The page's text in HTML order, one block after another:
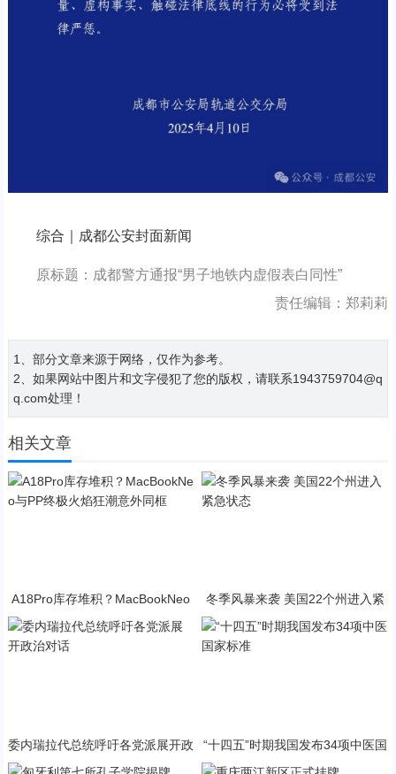
综合｜成都公安封面新闻
原标题：成都警方通报“男子地铁内虚假表白同性”
责任编辑：郑莉莉
1、部分文章来源于网络，仅作为参考。
2、如果网站中图片和文字侵犯了您的版权，请联系1943759704@q
q.com处理！
相关文章
A18Pro库存堆积？MacBookNeo
冬季风暴来袭 美国22个州进入紧
委内瑞拉代总统呼吁各党派展开政
“十四五”时期我国发布34项中医国